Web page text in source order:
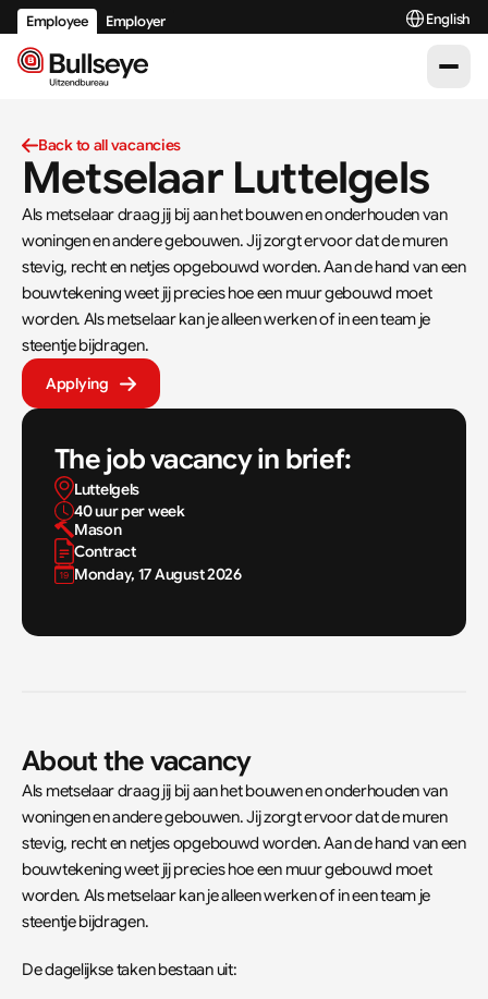
Back to all vacancies
Metselaar Luttelgels
Als metselaar draag jij bij aan het bouwen en onderhouden van
woningen en andere gebouwen. Jij zorgt ervoor dat de muren
stevig, recht en netjes opgebouwd worden. Aan de hand van een
bouwtekening weet jij precies hoe een muur gebouwd moet
worden. Als metselaar kan je alleen werken of in een team je
steentje bijdragen.
Applying
The job vacancy in brief:
Luttelgels
40 uur per week
Mason
Contract
Monday, 17 August 2026
About the vacancy
Als metselaar draag jij bij aan het bouwen en onderhouden van
woningen en andere gebouwen. Jij zorgt ervoor dat de muren
stevig, recht en netjes opgebouwd worden. Aan de hand van een
bouwtekening weet jij precies hoe een muur gebouwd moet
worden. Als metselaar kan je alleen werken of in een team je
steentje bijdragen.
De dagelijkse taken bestaan uit:
Employee Employer SelectEnglish